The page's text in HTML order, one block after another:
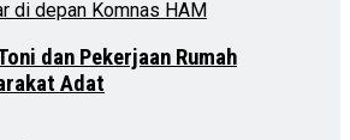
dan Pekerjaan Rumah
Adat